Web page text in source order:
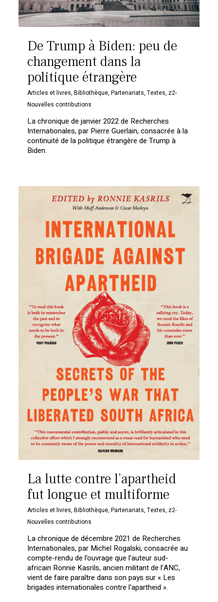
De Trump à Biden: peu de
changement dans la
politique étrangère
Articles et livres,Bibliothèque,Partenariats,Textes, z2-
Nouvelles contributions
La chronique de janvier 2022 de Recherches
Internationales, par Pierre Guerlain, consacrée à la
continuité de la politique étrangère de Trump à
Biden.
La lutte contre l’apartheid
fut longue et multiforme
Articles et livres,Bibliothèque,Partenariats,Textes, z2-
Nouvelles contributions
La chronique de décembre 2021 de Recherches
Internationales, par Michel Rogalski, consacrée au
compte-rendu de l’ouvrage que l’auteur sud-
africain Ronnie Kasrils, ancien militant de l’ANC,
vient de faire paraître dans son pays sur « Les
brigades internationales contre l’apartheid ».